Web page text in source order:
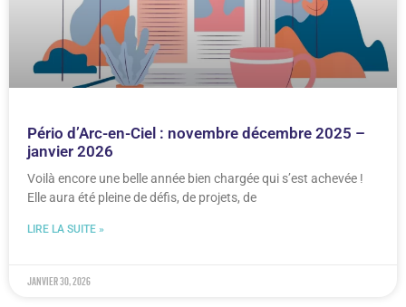
Pério d’Arc-en-Ciel : novembre décembre 2025 –
janvier 2026
Voilà encore une belle année bien chargée qui s’est achevée !
Elle aura été pleine de défis, de projets, de
LIRE LA SUITE »
janvier 30, 2026